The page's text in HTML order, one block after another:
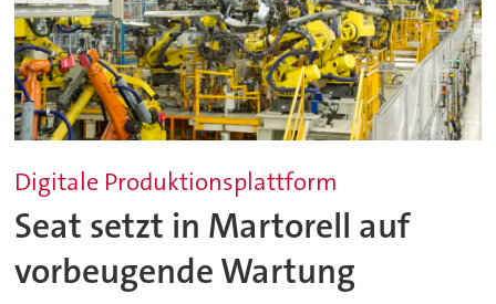
Digitale Produktionsplattform
Seat setzt in Martorell auf
vorbeugende Wartung